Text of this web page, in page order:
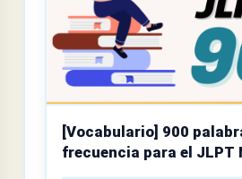
[Vocabulario] 900
frecuencia para el JLPT